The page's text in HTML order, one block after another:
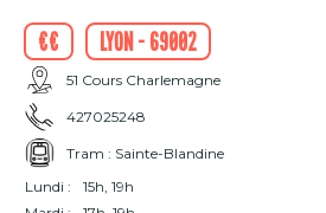
€€ Lyon - 69002
51 Cours Charlemagne
427025248
Tram : Sainte-Blandine
Lundi :
15h, 19h